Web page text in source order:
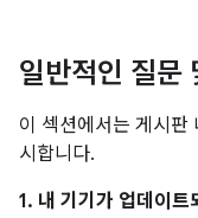
일반적인 질문
이 섹션에서는 게시판
시합니다.
1. 내 기기가 업데이트